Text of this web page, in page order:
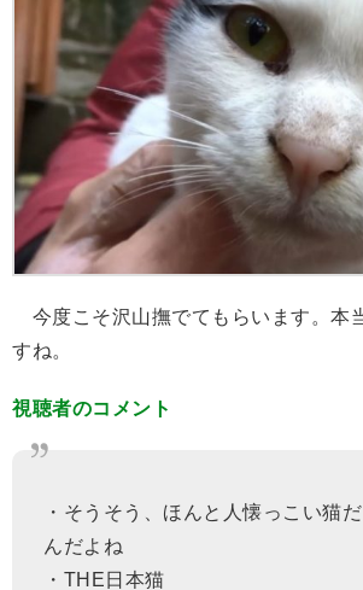
今度こそ沢山撫でてもらいます。本
すね。
視聴者のコメント
・そうそう、ほんと人懐っこい猫
んだよね
・THE日本猫